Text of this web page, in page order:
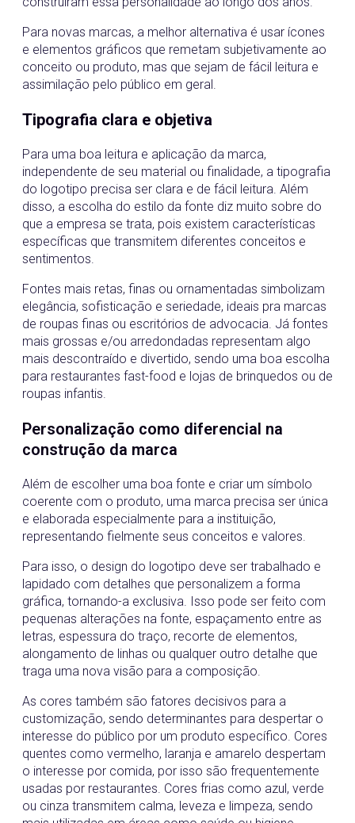
Para novas marcas, a melhor alternativa é usar ícones
e elementos gráficos que remetam subjetivamente ao
conceito ou produto, mas que sejam de fácil leitura e
assimilação pelo público em geral.
Tipografia clara e objetiva
Para uma boa leitura e aplicação da marca,
independente de seu material ou finalidade, a tipografia
do logotipo precisa ser clara e de fácil leitura. Além
disso, a escolha do estilo da fonte diz muito sobre do
que a empresa se trata, pois existem características
específicas que transmitem diferentes conceitos e
sentimentos.
Fontes mais retas, finas ou ornamentadas simbolizam
elegância, sofisticação e seriedade, ideais pra marcas
de roupas finas ou escritórios de advocacia. Já fontes
mais grossas e/ou arredondadas representam algo
mais descontraído e divertido, sendo uma boa escolha
para restaurantes fast-food e lojas de brinquedos ou de
roupas infantis.
Personalização como diferencial na
construção da marca
Além de escolher uma boa fonte e criar um símbolo
coerente com o produto, uma marca precisa ser única
e elaborada especialmente para a instituição,
representando fielmente seus conceitos e valores.
Para isso, o design do logotipo deve ser trabalhado e
lapidado com detalhes que personalizem a forma
gráfica, tornando-a exclusiva. Isso pode ser feito com
pequenas alterações na fonte, espaçamento entre as
letras, espessura do traço, recorte de elementos,
alongamento de linhas ou qualquer outro detalhe que
traga uma nova visão para a composição.
As cores também são fatores decisivos para a
customização, sendo determinantes para despertar o
interesse do público por um produto específico. Cores
quentes como vermelho, laranja e amarelo despertam
o interesse por comida, por isso são frequentemente
usadas por restaurantes. Cores frias como azul, verde
ou cinza transmitem calma, leveza e limpeza, sendo